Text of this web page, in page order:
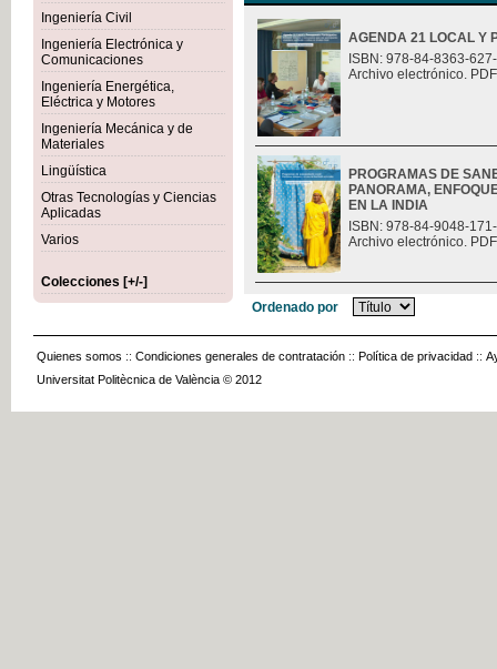
Ingeniería Civil
Ingeniería Electrónica y
Comunicaciones
Ingeniería Energética,
Eléctrica y Motores
Ingeniería Mecánica y de
Materiales
Lingüística
Otras Tecnologías y Ciencias
Aplicadas
Varios
Colecciones [+/-]
AGENDA 21 LOCAL Y
ISBN: 978-84-8363-
Archivo electrónico.
PROGRAMAS DE
PANORAMA,
EN LA INDIA
ISBN: 978-84-9048-
Archivo electrónico.
Ordenado por
Quienes somos :: Condiciones generales de contratación :: Política de privacidad ::
Universitat Politècnica de València © 2012